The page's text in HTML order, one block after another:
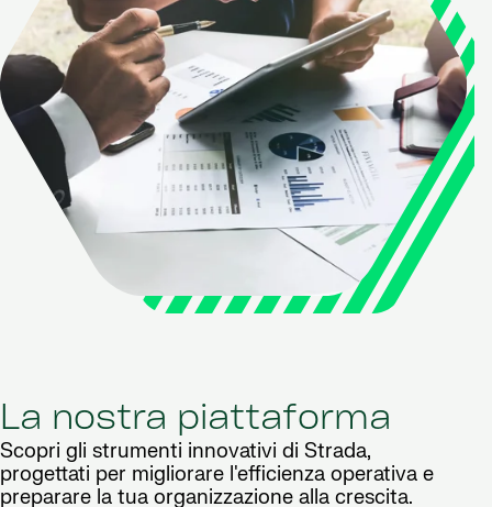
La nostra piattaforma
Scopri gli strumenti innovativi di Strada,
progettati per migliorare l'efficienza operativa e
preparare la tua organizzazione alla crescita.